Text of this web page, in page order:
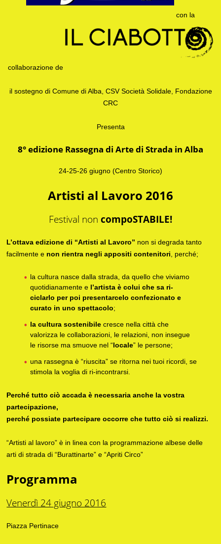
con la
collaborazione de
il sostegno di Comune di Alba, CSV Società Solidale, Fondazione
CRC
Presenta
8° edizione Rassegna di Arte di Strada in Alba
24-25-26 giugno (Centro Storico)
Artisti al Lavoro 2016
Festival non compoSTABILE!
L’ottava edizione di “Artisti al Lavoro” non si degrada tanto
facilmente e non rientra negli appositi contenitori , perché;
la cultura nasce dalla strada, da quello che viviamo
quotidianamente e l’artista è colui che sa ri-
ciclarlo per poi presentarcelo confezionato e
curato in uno spettacolo;
la cultura sostenibilecresce nella città che
valorizza le collaborazioni, le relazioni, non insegue
le risorse ma smuove nel “locale” le persone;
una rassegna è “riuscita” se ritorna nei tuoi ricordi, se
stimola la voglia di ri-incontrarsi.
Perché tutto ciò accada è necessaria anche la vostra
partecipazione,
perché possiate partecipare occorre che tutto ciò si realizzi.
“Artisti al lavoro” è in linea con la programmazione albese delle
arti di strada di “Burattinarte” e “Apriti Circo”
Programma
Venerdì 24 giugno 2016
Piazza Pertinace